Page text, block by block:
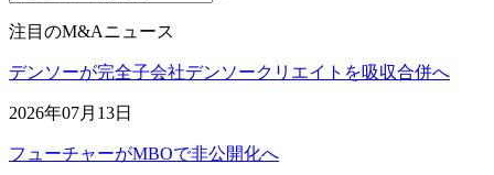
注目のM&Aニュース
デンソーが完全子会社デンソークリエイトを吸収合併へ
2026年07月13日
フューチャーがMBOで非公開化へ